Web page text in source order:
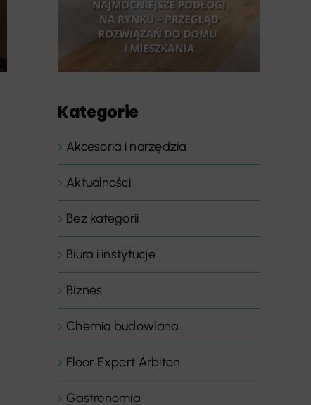
Kategorie
Akcesoria i narzędzia
Aktualności
Bez kategorii
Biura i instytucje
Biznes
Chemia budowlana
Floor Expert Arbiton
Gastronomia